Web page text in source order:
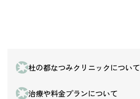
杜の都なつみクリニックについて
治療や料金プランについて